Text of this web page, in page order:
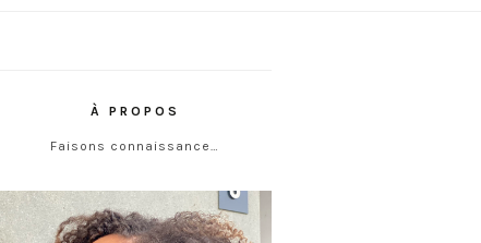
À PROPOS
Faisons connaissance…